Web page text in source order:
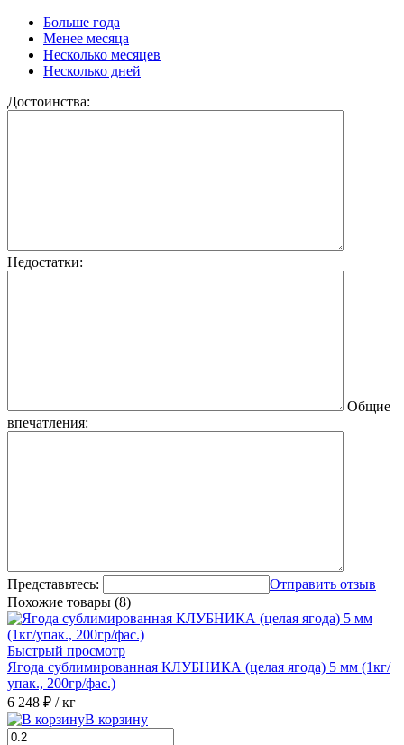
Больше года
Менее месяца
Несколько месяцев
Несколько дней
Достоинства:
Недостатки:
Общие
впечатления:
Представьтесь:
Отправить отзыв
Похожие товары (8)
Быстрый просмотр
Ягода сублимированная КЛУБНИКА (целая ягода) 5 мм (1кг/
упак., 200гр/фас.)
6 248 ₽ / кг
В корзину